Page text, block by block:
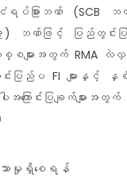
ပ်ခြားဘဏ် (SCB
) ဘဏ်ဖြင့် ပြည်တွင်း
ျားအတွက် RMA လဲလှယ်ထ
ပြည်ပ FI များနှင့် နှ
ါအကြောင်းပြချက်မျ
ာမှုရှိစေရန်